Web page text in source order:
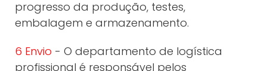
progresso da produção, testes,
embalagem e armazenamento.
6 Envio - O departamento de logística
profissional é responsável pelos